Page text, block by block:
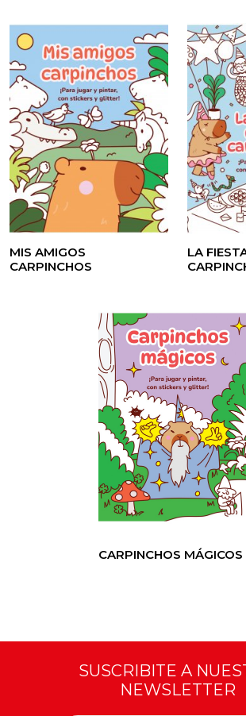
MIS AMIGOS
CARPINCHOS
LA
CARPINCHOS MÁGICOS
SUSCRIBITE A
NEWSLETTER